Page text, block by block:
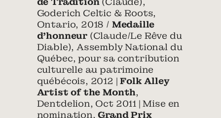
Goderich Celtic & Roots,
Ontario, 2018 / Medaille
d’honneur (Claude/Le Rêve du
Diable), Assembly National du
Québec, pour sa contribution
culturelle au patrimoine
québécois, 2012 |Folk Alley
Artist of the Month,
Dentdelion, Oct 2011 | Mise en
nomination,Grand Prix